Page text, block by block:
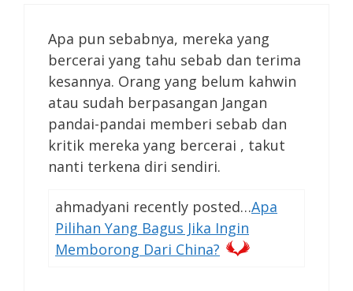
Apa pun sebabnya, mereka yang
bercerai yang tahu sebab dan terima
kesannya. Orang yang belum kahwin
atau sudah berpasangan Jangan
pandai-pandai memberi sebab dan
kritik mereka yang bercerai , takut
nanti terkena diri sendiri.
ahmadyani recently posted…Apa
Pilihan Yang Bagus Jika Ingin
Memborong Dari China?